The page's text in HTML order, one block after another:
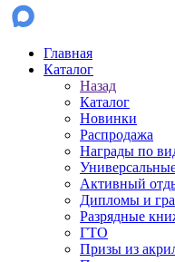
Главная
Каталог
Назад
Каталог
Новинки
Распродажа
Награды по
Активный
Дипломы и
Разрядные
ГТО
Призы из